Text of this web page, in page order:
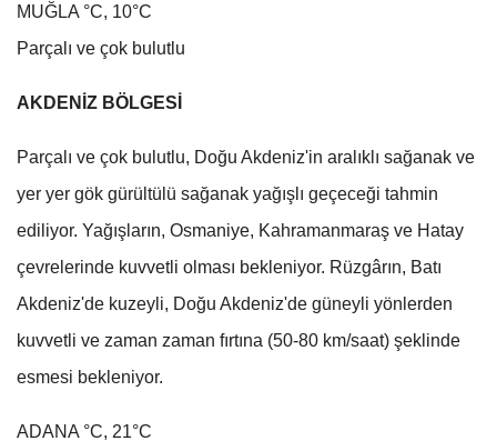
MUĞLA °C, 10°C
Parçalı ve çok bulutlu
AKDENİZ BÖLGESİ
Parçalı ve çok bulutlu, Doğu Akdeniz'in aralıklı sağanak ve
yer yer gök gürültülü sağanak yağışlı geçeceği tahmin
ediliyor. Yağışların, Osmaniye, Kahramanmaraş ve Hatay
çevrelerinde kuvvetli olması bekleniyor. Rüzgârın, Batı
Akdeniz'de kuzeyli, Doğu Akdeniz'de güneyli yönlerden
kuvvetli ve zaman zaman fırtına (50-80 km/saat) şeklinde
esmesi bekleniyor.
ADANA °C, 21°C